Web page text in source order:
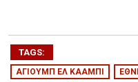
TAGS:
ΑΓΙΟΥΜΠ ΕΛ ΚΑΑΜΠΙ